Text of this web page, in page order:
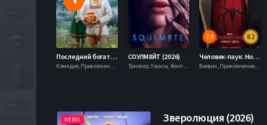
Последний богатырь. Колобок (2026)
Комедия, Приключения, Фэнтези,
СОУЛМ8ЙТ (2026)
Триллер, Ужасы, Фантастика,
8.2
7.9
Человек-паук: Новый день (2026)
Боевик , Приключения, Фантастика, Фэнтези,
WEBDL Зверолюция (2026)